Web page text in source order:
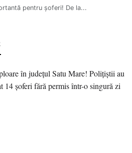
pentru șoferi! De la...